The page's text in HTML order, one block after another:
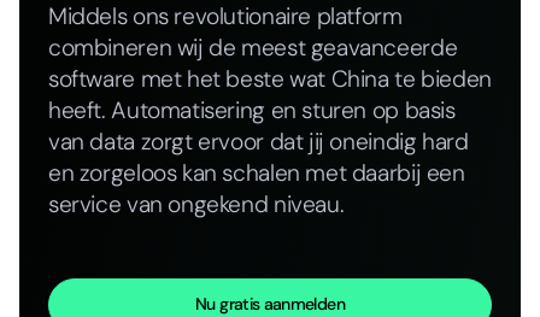
Middels ons revolutionaire platform
combineren wij de meest geavanceerde
software met het beste wat China te bieden
heeft. Automatisering en sturen op basis
van data zorgt ervoor dat jij oneindig hard
en zorgeloos kan schalen met daarbij een
service van ongekend niveau.
Nu gratis aanmelden